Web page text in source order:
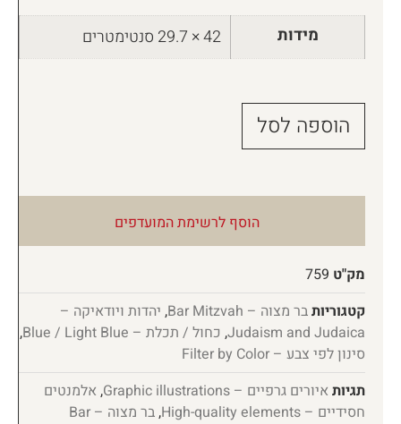
מידות 42 × 29.7 סנטימטרים
הוספה לסל
הוסף לרשימת המועדפים
מק"ט 759
קטגוריותבר מצוה – Bar Mitzvah , יהדות ויודאיקה –
Judaism and Judaica
, כחול / תכלת – Blue / Light Blue
,
סינון לפי צבע – Filter by Color
תגיות איורים גרפיים – Graphic illustrations , אלמנטים
חסידיים – High-quality elements
,
בר מצוה – Bar